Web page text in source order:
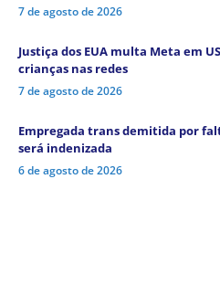
7 de agosto de 2026
Justiça dos EUA multa Meta em
crianças nas redes
7 de agosto de 2026
Empregada trans demitida por
será indenizada
6 de agosto de 2026